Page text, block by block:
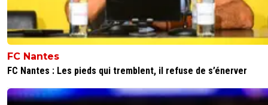
FC Nantes
FC Nantes : Les pieds qui tremblent, il refuse de s’énerver